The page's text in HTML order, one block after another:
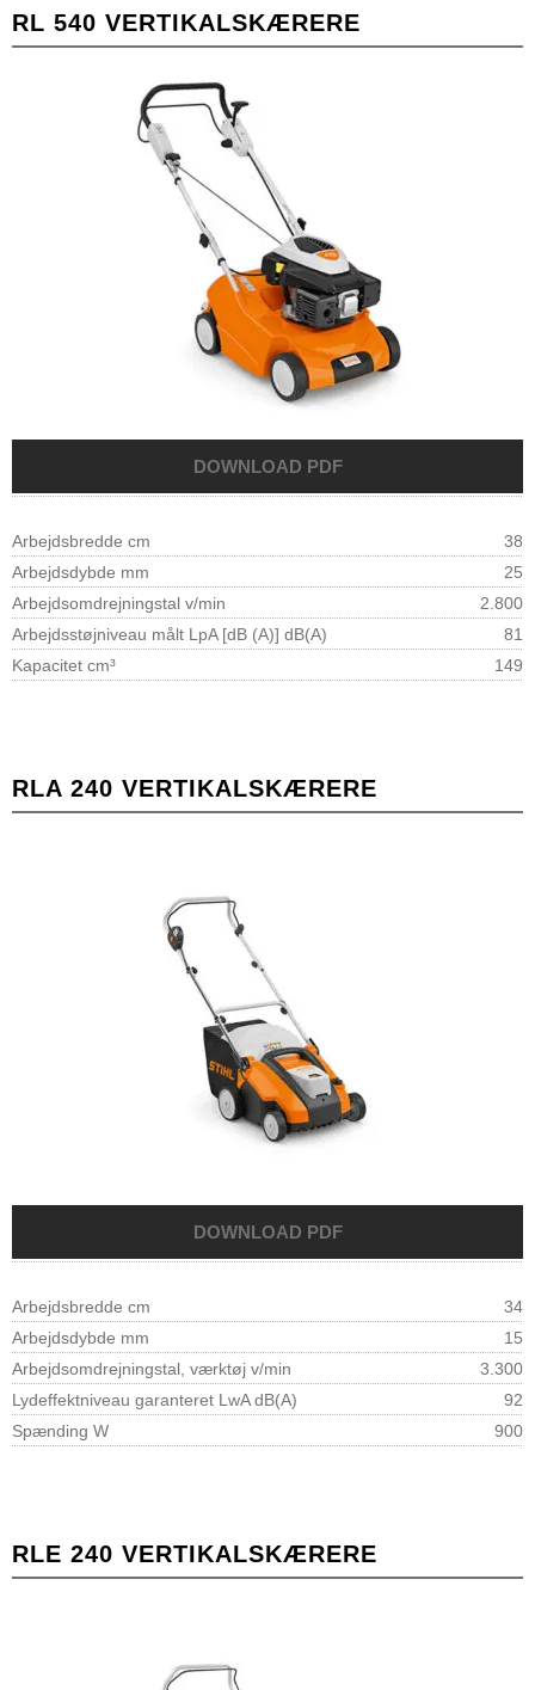
RL 540 VERTIKALSKÆRERE
Arbejdsbredde cm
38
Arbejdsdybde mm
25
Arbejdsomdrejningstal v/min
2.800
Arbejdsstøjniveau målt LpA [dB (A)] dB(A)
81
Kapacitet cm³
149
RLA 240 VERTIKALSKÆRERE
Arbejdsbredde cm
34
Arbejdsdybde mm
15
Arbejdsomdrejningstal, værktøj v/min
3.300
Lydeffektniveau garanteret LwA dB(A)
92
Spænding W
900
RLE 240 VERTIKALSKÆRERE